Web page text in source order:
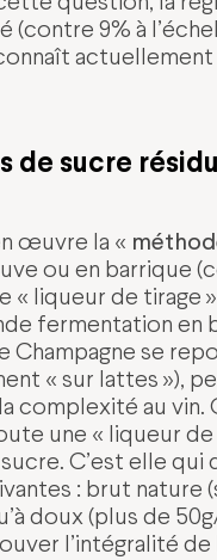
9% à
de sucre
œuvre la «
ou en barrique
liqueur de tirage
fermentation en
Champagne se
« sur lattes »),
complexité au vin.
une « liqueur
C’est elle
: brut nature
doux (plus de
l’intégralité de